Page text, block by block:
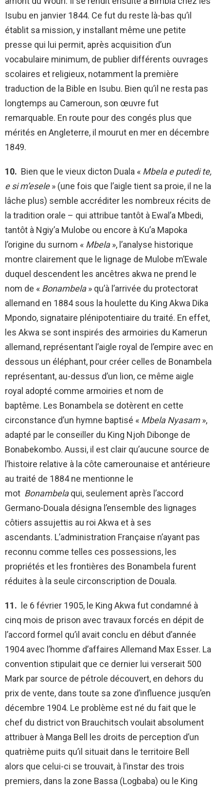
Isubu en janvier 1844. Ce fut du reste là-bas qu’il
établit sa mission, y installant même une petite
presse qui lui permit, après acquisition d’un
vocabulaire minimum, de publier différents ouvrages
scolaires et religieux, notamment la première
traduction de la Bible en Isubu. Bien qu’il ne resta pas
longtemps au Cameroun, son œuvre fut
remarquable. En route pour des congés plus que
mérités en Angleterre, il mourut en mer en décembre
1849.
10. Bien que le vieux dicton Duala « Mbela e putedi te,
e si m’esele» (une fois que l’aigle tient sa proie, il ne la
lâche plus) semble accréditer les nombreux récits de
la tradition orale – qui attribue tantôt à Ewal’a Mbedi,
tantôt à Ngiy’a Mulobe ou encore à Ku’a Mapoka
l’origine du surnom « Mbela», l’analyse historique
montre clairement que le lignage de Mulobe m’Ewale
duquel descendent les ancêtres akwa ne prend le
nom de « Bonambela» qu’à l’arrivée du protectorat
allemand en 1884 sous la houlette du King Akwa Dika
Mpondo, signataire plénipotentiaire du traité. En effet,
les Akwa se sont inspirés des armoiries du Kamerun
allemand, représentant l’aigle royal de l’empire avec en
dessous un éléphant, pour créer celles de Bonambela
représentant, au-dessus d’un lion, ce même aigle
royal adopté comme armoiries et nom de
baptême. Les Bonambela se dotèrent en cette
circonstance d’un hymne baptisé « Mbela Nyasam»,
adapté par le conseiller du King Njoh Dibonge de
Bonabekombo. Aussi, il est clair qu’aucune source de
l’histoire relative à la côte camerounaise et antérieure
au traité de 1884 ne mentionne le
mot Bonambelaqui, seulement après l’accord
Germano-Douala désigna l’ensemble des lignages
côtiers assujettis au roi Akwa et à ses
ascendants. L’administration Française n’ayant pas
reconnu comme telles ces possessions, les
propriétés et les frontières des Bonambela furent
réduites à la seule circonscription de Douala.
11.
le 6 février 1905, le King Akwa fut condamné à
cinq mois de prison avec travaux forcés en dépit de
l’accord formel qu’il avait conclu en début d’année
1904 avec l’homme d’affaires Allemand Max Esser. La
convention stipulait que ce dernier lui verserait 500
Mark par source de pétrole découvert, en dehors du
prix de vente, dans toute sa zone d’influence jusqu’en
décembre 1904. Le problème est né du fait que le
chef du district von Brauchitsch voulait absolument
attribuer à Manga Bell les droits de perception d’un
quatrième puits qu’il situait dans le territoire Bell
alors que celui-ci se trouvait, à l’instar des trois
premiers, dans la zone Bassa (Logbaba) ou le King